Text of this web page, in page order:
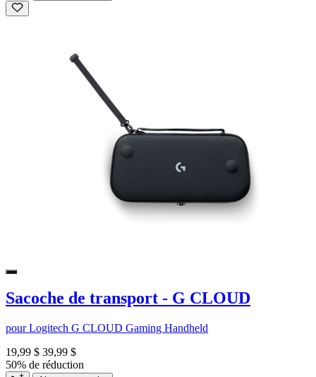
Sacoche de transport - G CLOUD
pour Logitech G CLOUD Gaming Handheld
19,99 $ 39,99 $
50% de réduction